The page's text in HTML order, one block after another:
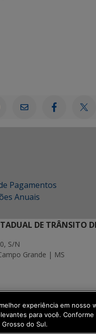
Pagamentos
Anuais
DE TRÂNSITO
S/N
Grande | MS
Executiva de
experiência em nosso
para você.
do Sul.